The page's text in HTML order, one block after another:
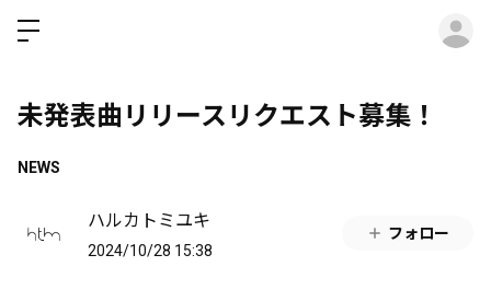
未発表曲リリースリクエスト募集！
NEWS
ハルカトミユキ
2024/10/28 15:38
フォロー